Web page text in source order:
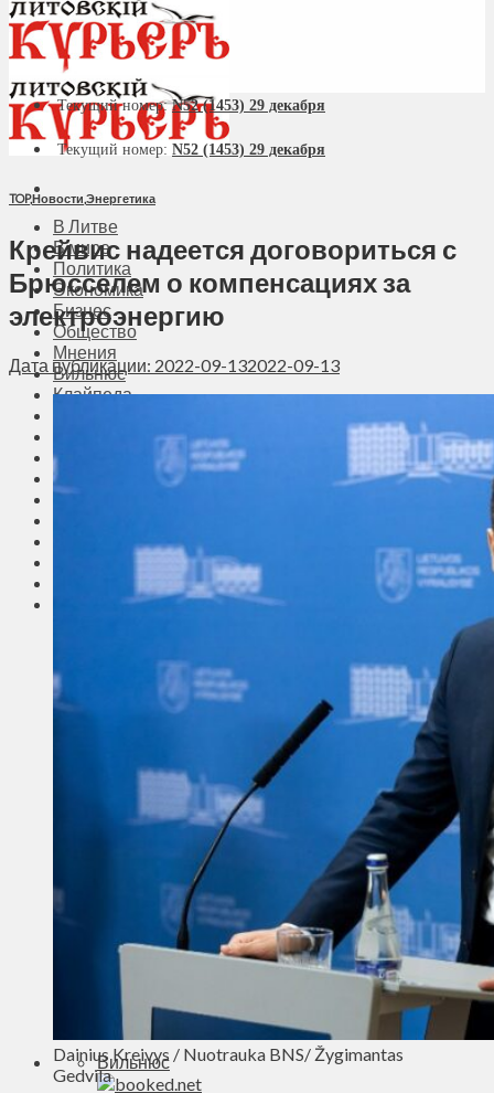
В Литве
В мире
Политика
Экономика
Бизнес
Общество
Мнения
Вильнюс
Клайпеда
Соседи
Транспорт
Выбор читателей
ЛК рекомендует
Сеньорам
Образование
Происшествия
Приграничье
Деньги
Агроновости
Едим дома
Ищу семью
Духовное пространство
Спорт
Технологии
Энергетика
Вильнюс
Текущий номер:N52 (1453) 29 декабря
Текущий номер: N52 (1453) 29 декабря
TOP,Новости,Энергетика
Крейвис надеется договориться с
Брюсселем о компенсациях за
электроэнергию
Дата публикации: 2022-09-132022-09-13
Dainius Kreivys / Nuotrauka BNS/ Žygimantas
Gedvila